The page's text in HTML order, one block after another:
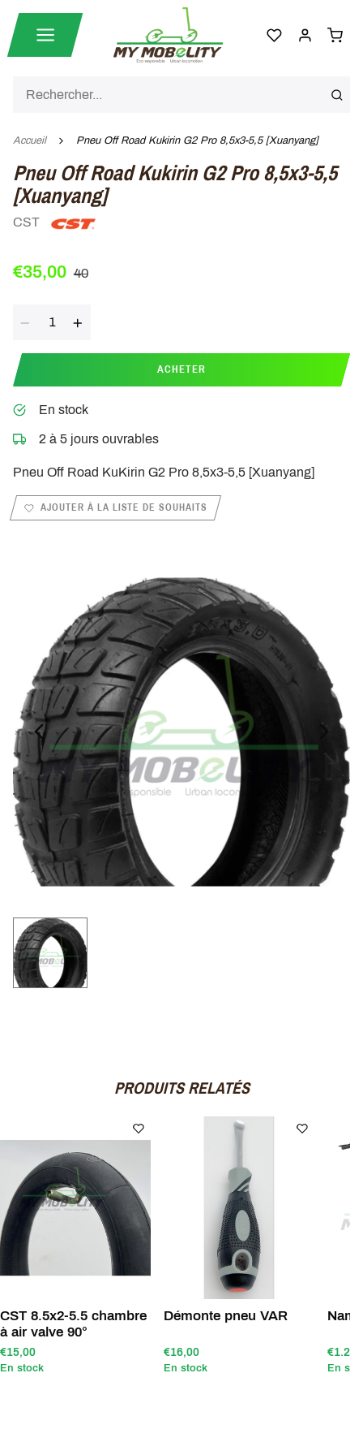
Accueil Pneu Off Road Kukirin G2 Pro 8,5x3-5,5 [Xuanyang]
Pneu Off Road Kukirin G2 Pro 8,5x3-5,5
[Xuanyang]
CST
€35,00 40
ACHETER
En stock
2 à 5 jours ouvrables
Pneu Off Road KuKirin G2 Pro 8,5x3-5,5 [Xuanyang]
AJOUTER À LA LISTE DE SOUHAITS
PREVIOUS_SLIDE
PRODUITS RELATÉS
CST 8.5x2-5.5 chambre
à air valve 90°
€15,00
En stock
Démonte pneu VAR
€16,00
En stock En